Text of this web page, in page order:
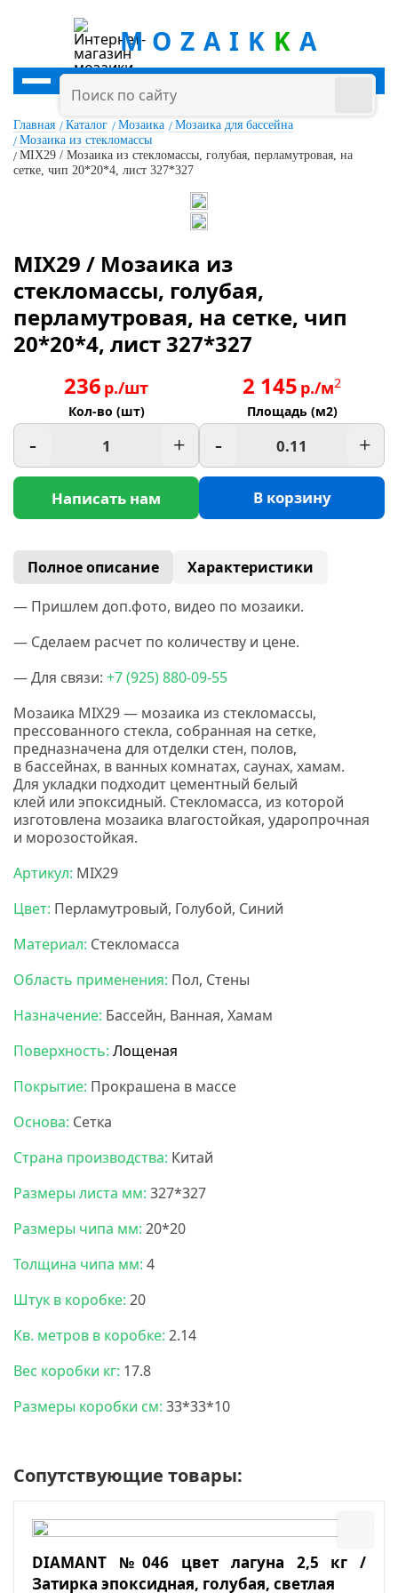
MOZAIK K A
Главная Каталог Мозаика
Мозаика для бассейна
Мозаика из стекломассы
MIX29 / Мозаика из стекломассы, голубая, перламутровая, на
сетке, чип 20*20*4, лист 327*327
MIX29 / Мозаика из
стекломассы, голубая,
перламутровая, на сетке, чип
20*20*4, лист 327*327
236 р./шт
Кол-во (шт)
- +
Написать нам
2 145 р./м2
Площадь (м2)
- +
В корзину
Полное описание
Характеристики
— Пришлем доп.фото, видео по мозаики.
— Сделаем расчет по количеству и цене.
— Для связи: +7(925) 880-09-55
Мозаика MIX29 — мозаика из стекломассы,
прессованного стекла, собранная на сетке,
предназначена для отделки стен, полов,
в бассейнах, в ванных комнатах, саунах, хамам.
Для укладки подходит цементный белый
клей или эпоксидный. Стекломасса, из которой
изготовлена мозаика влагостойкая, ударопрочная
и морозостойкая.
Артикул: MIX29
Цвет: Перламутровый, Голубой, Синий
Материал: Стекломасса
Область применения: Пол, Стены
Назначение: Бассейн, Ванная, Хамам
Поверхность: Лощеная
Покрытие: Прокрашена в массе
Основа: Сетка
Страна производства: Китай
Размеры листа мм: 327*327
Размеры чипа мм: 20*20
Толщина чипа мм: 4
Штук в коробке: 20
Кв. метров в коробке: 2.14
Вес коробки кг: 17.8
Размеры коробки см: 33*33*10
Сопутствующие товары:
DIAMANT №046 цвет лагуна 2,5 кг /
Затирка эпоксидная, голубая, светлая